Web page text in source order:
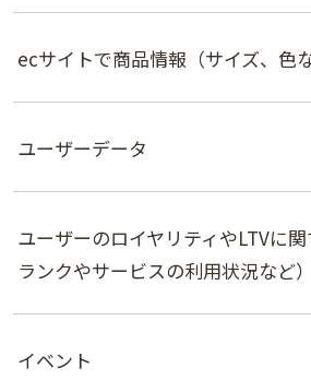
ecサイトで商品情報（サイズ、色
ユーザーデータ
ユーザーのロイヤリティやLTVに
ランクやサービスの利用状況など）
イベント